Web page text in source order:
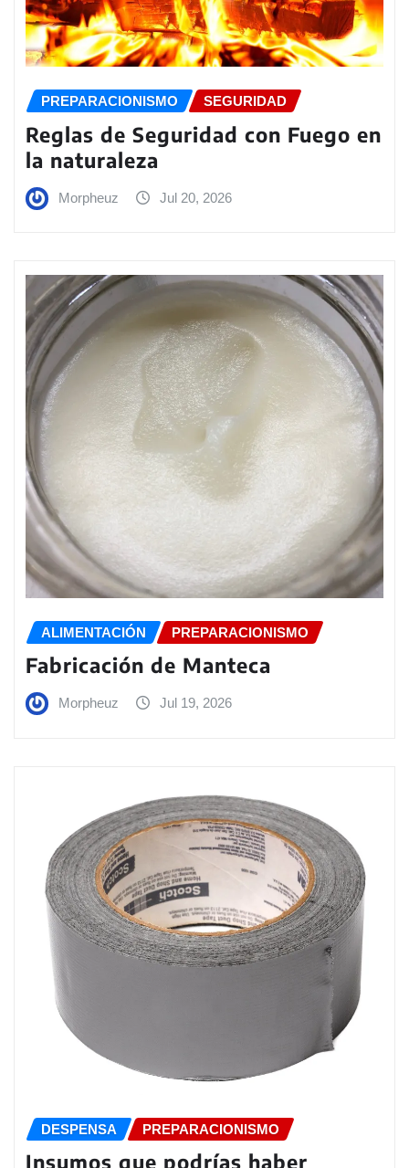
PREPARACIONISMO SEGURIDAD
Reglas de Seguridad con Fuego en
la naturaleza
Morpheuz Jul 20, 2026
ALIMENTACIÓN PREPARACIONISMO
Fabricación de Manteca
Morpheuz Jul 19, 2026
DESPENSA PREPARACIONISMO
Insumos que podrías haber